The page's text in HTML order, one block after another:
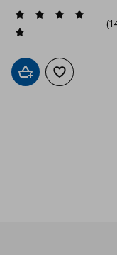
Добави вДобави към